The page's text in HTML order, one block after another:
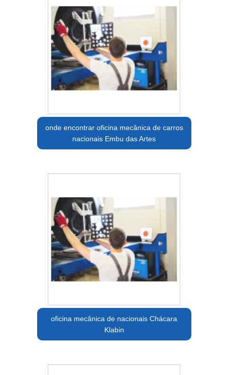
onde encontrar oficina mecânica de carros
nacionais Embu das Artes
oficina mecânica de nacionais Chácara
Klabin